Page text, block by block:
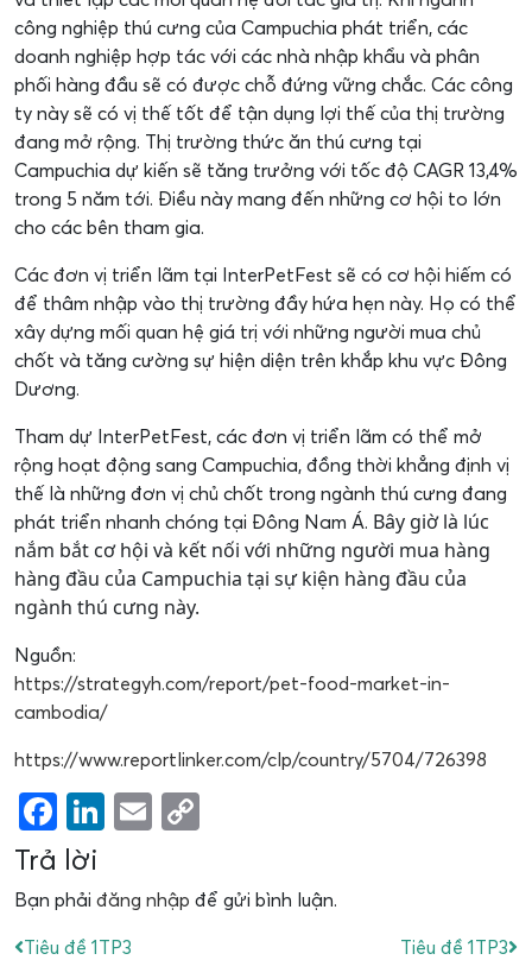
công nghiệp thú cưng của Campuchia phát triển, các
doanh nghiệp hợp tác với các nhà nhập khẩu và phân
phối hàng đầu sẽ có được chỗ đứng vững chắc. Các công
ty này sẽ có vị thế tốt để tận dụng lợi thế của thị trường
đang mở rộng. Thị trường thức ăn thú cưng tại
Campuchia dự kiến sẽ tăng trưởng với tốc độ CAGR 13,4%
trong 5 năm tới. Điều này mang đến những cơ hội to lớn
cho các bên tham gia.
Các đơn vị triển lãm tại InterPetFest sẽ có cơ hội hiếm có
để thâm nhập vào thị trường đầy hứa hẹn này. Họ có thể
xây dựng mối quan hệ giá trị với những người mua chủ
chốt và tăng cường sự hiện diện trên khắp khu vực Đông
Dương.
Tham dự InterPetFest, các đơn vị triển lãm có thể mở
rộng hoạt động sang Campuchia, đồng thời khẳng định vị
thế là những đơn vị chủ chốt trong ngành thú cưng đang
phát triển nhanh chóng tại Đông Nam Á. Bây giờ là lúc
nắm bắt cơ hội và kết nối với những người mua hàng
hàng đầu của Campuchia tại sự kiện hàng đầu của
ngành thú cưng này.
Nguồn:
https://strategyh.com/report/pet-food-market-in-
cambodia/
https://www.reportlinker.com/clp/country/5704/726398
Facebook
LinkedIn
Email
Trả lời
Bạn phải đăng nhập để gửi bình luận.
Tiêu đề 1TP3
Tiêu đề 1TP3